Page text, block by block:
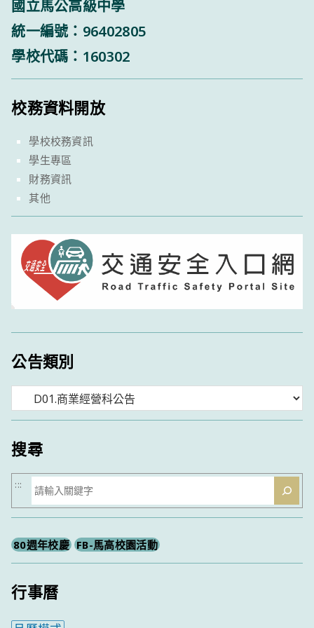
國立馬公高級中學
統一編號：96402805
學校代碼：160302
校務資料開放
學校校務資訊
學生專區
財務資訊
其他
公告類別
類
搜尋
搜
尋
:::
80週年校慶 FB-馬高校園活動
行事曆